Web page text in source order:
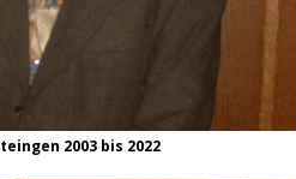
2003 bis 2022